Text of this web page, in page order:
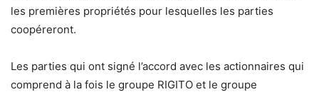
les premières propriétés pour lesquelles les parties
coopéreront.
Les parties qui ont signé l’accord avec les actionnaires qui
comprend à la fois le groupe RIGITO et le groupe